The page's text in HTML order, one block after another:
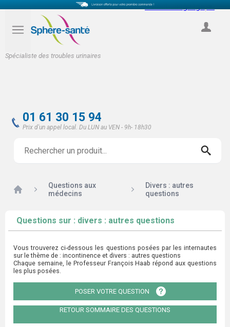
Spécialiste des troubles urinaires
Select Language
01 61 30 15 94
Prix d'un appel local. Du LUN au VEN - 9h- 18h30
Accueil
Questions aux
médecins
Divers : autres
questions
Questions sur : divers : autres questions
Vous trouverez ci-dessous les questions posées par les internautes
sur le thème de : incontinence et divers : autres questions
Chaque semaine, le Professeur François Haab répond aux questions
les plus posées.
POSER VOTRE QUESTION
RETOUR SOMMAIRE DES QUESTIONS